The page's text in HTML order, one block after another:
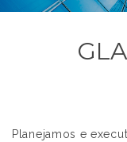
Planejamos e